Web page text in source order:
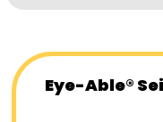
Eye-Able®